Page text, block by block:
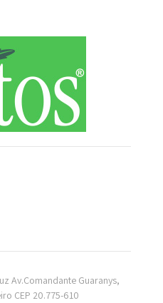
Av.Comandante Guaranys,
CEP 20.775-610